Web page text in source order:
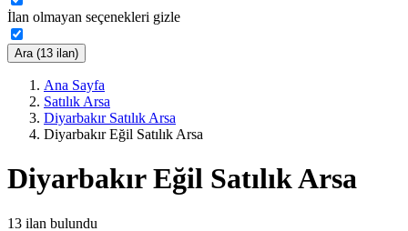
İlan olmayan seçenekleri gizle
Ara (13 ilan)
Ana Sayfa
Satılık Arsa
Diyarbakır Satılık Arsa
Diyarbakır Eğil Satılık Arsa
Diyarbakır Eğil Satılık Arsa
13 ilan bulundu